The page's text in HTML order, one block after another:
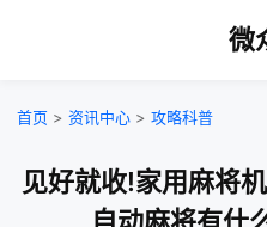
微
首页 > 资讯中心 > 攻略科普
见好就收!家用麻将